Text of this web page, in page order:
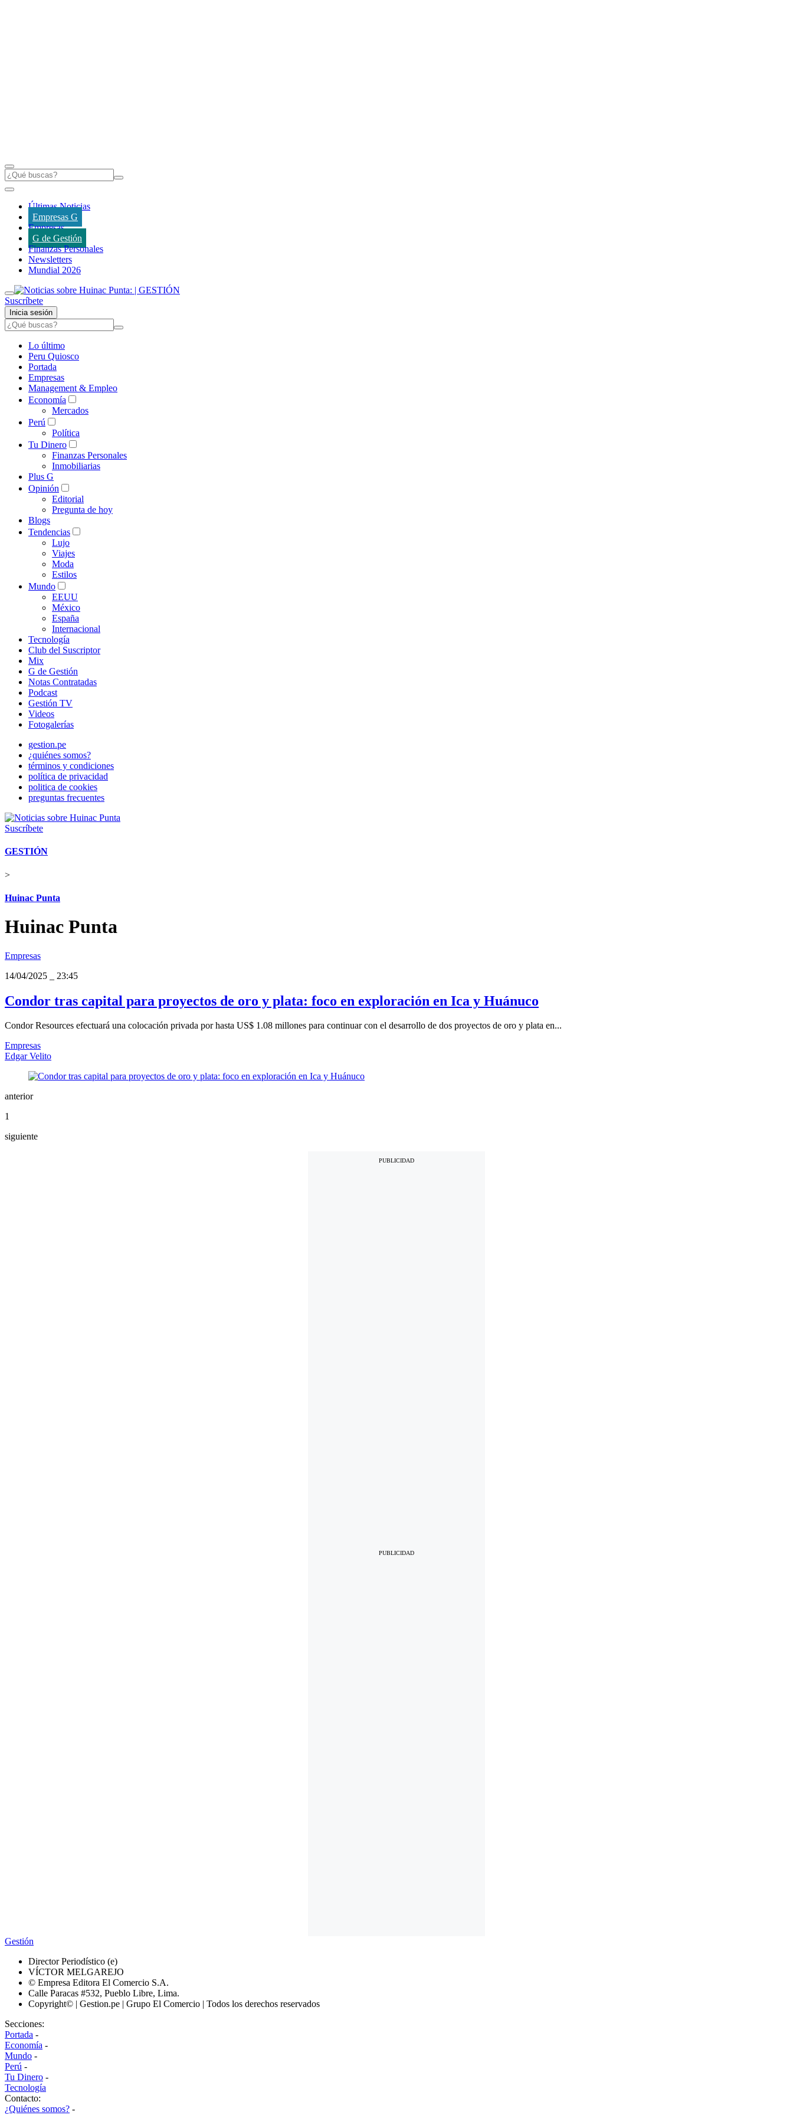
Últimas Noticias
Empresas G
Empresas
G de Gestión
Finanzas Personales
Newsletters
Mundial 2026
Suscríbete
Inicia sesión
Lo último
Peru Quiosco
Portada
Empresas
Management & Empleo
Economía
Mercados
Perú
Política
Tu Dinero
Finanzas Personales
Inmobiliarias
Plus G
Opinión
Editorial
Pregunta de hoy
Blogs
Tendencias
Lujo
Viajes
Moda
Estilos
Mundo
EEUU
México
España
Internacional
Tecnología
Club del Suscriptor
Mix
G de Gestión
Notas Contratadas
Podcast
Gestión TV
Videos
Fotogalerías
gestion.pe
¿quiénes somos?
términos y condiciones
política de privacidad
politica de cookies
preguntas frecuentes
Suscríbete
GESTIÓN
>
Huinac Punta
Huinac Punta
Empresas
14/04/2025
23:45
Condor tras capital para proyectos de oro y plata: foco en exploración en Ica y Huánuco
Condor Resources efectuará una colocación privada por hasta US$ 1.08 millones para continuar con el desarrollo de dos proyectos de oro y plata en...
Empresas
Edgar Velito
anterior
1
siguiente
Gestión
Director Periodístico (e)
VÍCTOR MELGAREJO
© Empresa Editora El Comercio S.A.
Calle Paracas #532, Pueblo Libre, Lima.
Copyright© | Gestion.pe | Grupo El Comercio | Todos los derechos reservados
Secciones:
Portada -
Economía -
Mundo -
Perú -
Tu Dinero -
Tecnología
Contacto:
¿Quiénes somos? -